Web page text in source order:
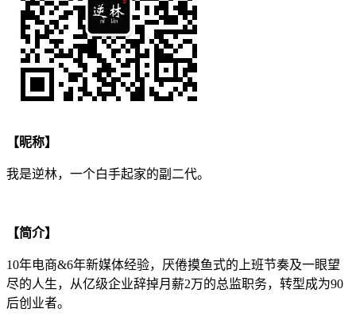
【昵称】
我是逆林，一个白手起家的副二代。
【简介】
10年电商&6年新媒体经验，厌倦摸鱼式的上班节奏及一眼望
尽的人生，从亿级企业辞掉月薪2万的总监职务，转型成为90
后创业者。